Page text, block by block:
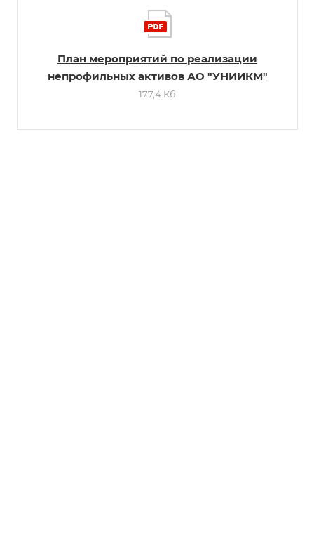
План мероприятий по реализации
непрофильных активов АО "УНИИКМ"
177,4 Кб